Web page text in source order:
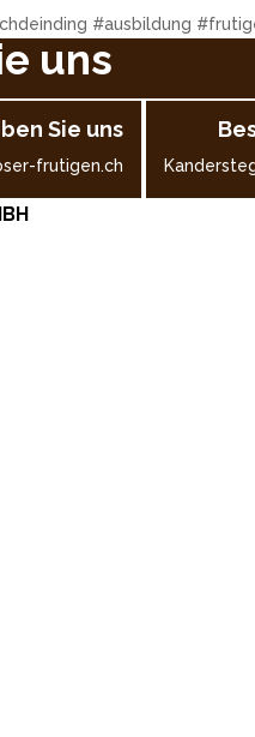
#ausbildung
uns
Sie uns
frutigen.ch